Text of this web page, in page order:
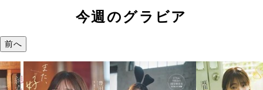
今週のグラビア
前へ